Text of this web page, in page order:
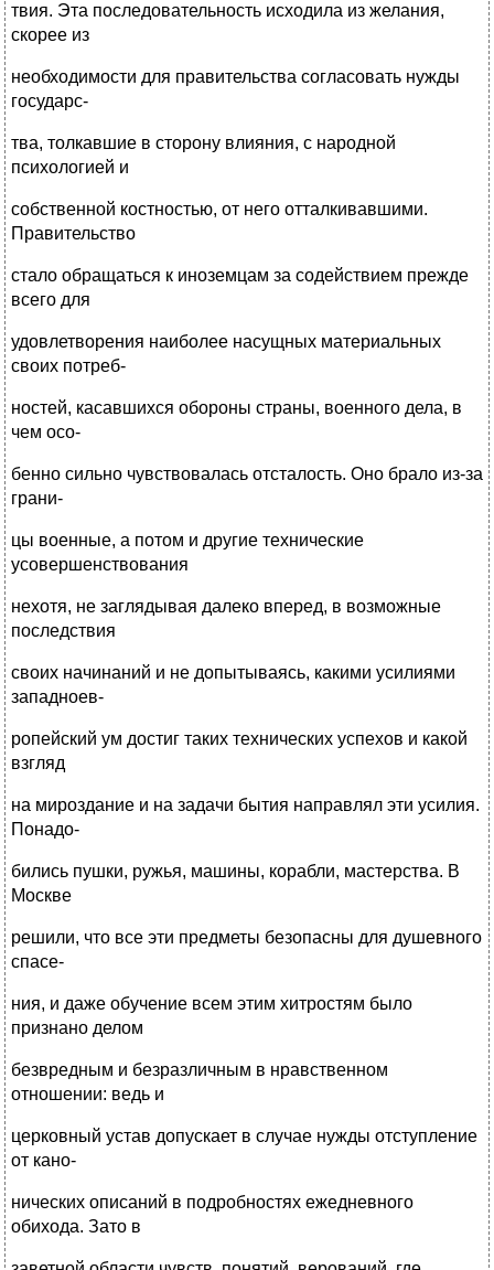
твия. Эта последовательность исходила из желания,
скорее из
необходимости для правительства согласовать нужды
государс-
тва, толкавшие в сторону влияния, с народной
психологией и
собственной костностью, от него отталкивавшими.
Правительство
стало обращаться к иноземцам за содействием прежде
всего для
удовлетворения наиболее насущных материальных
своих потреб-
ностей, касавшихся обороны страны, военного дела, в
чем осо-
бенно сильно чувствовалась отсталость. Оно брало из-за
грани-
цы военные, а потом и другие технические
усовершенствования
нехотя, не заглядывая далеко вперед, в возможные
последствия
своих начинаний и не допытываясь, какими усилиями
западноев-
ропейский ум достиг таких технических успехов и какой
взгляд
на мироздание и на задачи бытия направлял эти усилия.
Понадо-
бились пушки, ружья, машины, корабли, мастерства. В
Москве
решили, что все эти предметы безопасны для душевного
спасе-
ния, и даже обучение всем этим хитростям было
признано делом
безвредным и безразличным в нравственном
отношении: ведь и
церковный устав допускает в случае нужды отступление
от кано-
нических описаний в подробностях ежедневного
обихода. Зато в